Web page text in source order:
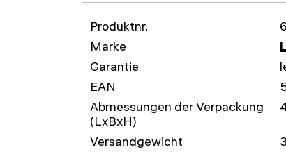
Produktnr.
Marke
Garantie
EAN
Abmessungen der Verpackung
(LxBxH)
Versandgewicht